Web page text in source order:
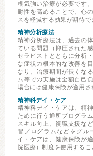
根気強い治療が必要です
耐性を高めることで、心
スを軽減する効果が期待で
精神分析療法
精神分析療法は、過去の
ている問題（抑圧された
セラピストとともに分析
な症状の根本的な改善を
なり、治療期間が長くな
ム等での実施は全額自己
場合には健康保険が適用さ
精神科デイ・ケア
精神科デイ・ケアは、精
ために行う通所プログラ
スキル向上、復職支援な
習プログラムなどをグル
イ・ケアは、健康保険が
院医療）制度を使用するこ